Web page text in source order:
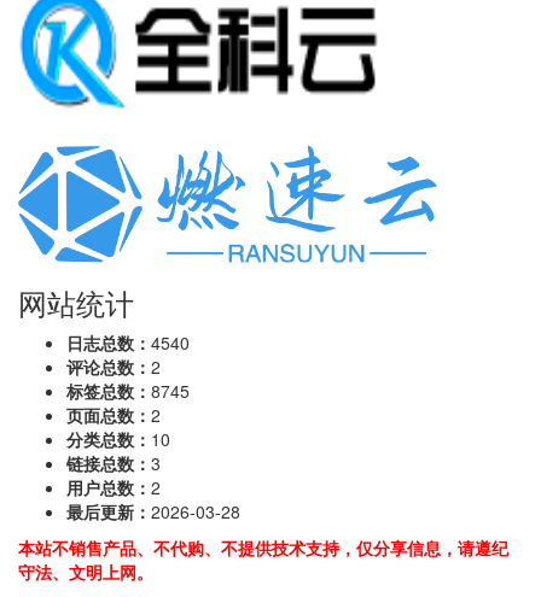
网站统计
日志总数： 4540
评论总数： 2
标签总数： 8745
页面总数： 2
分类总数： 10
链接总数： 3
用户总数： 2
最后更新： 2026-03-28
本站不销售产品、不代购、不提供技术支持，仅分享信息，请遵纪
守法、文明上网。